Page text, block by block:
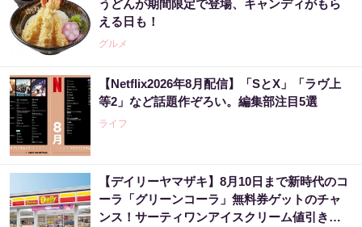
うどんが期間限定で登場、キャンディがもら
える日も！
グルメ
【Netflix2026年8月配信】「SとX」「ラヴ上
等2」など話題作ぞろい。編集部注目5選
ライフ
【デイリーヤマザキ】8月10日まで新時代のコ
ーラ「グリーンコーラ」無料券ゲットのチャ
ンス！サーティワンアイスクリーム値引きな